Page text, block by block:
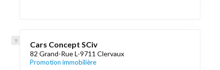
Cars Concept SCiv
82 Grand-Rue L-9711 Clervaux
Promotion immobilière